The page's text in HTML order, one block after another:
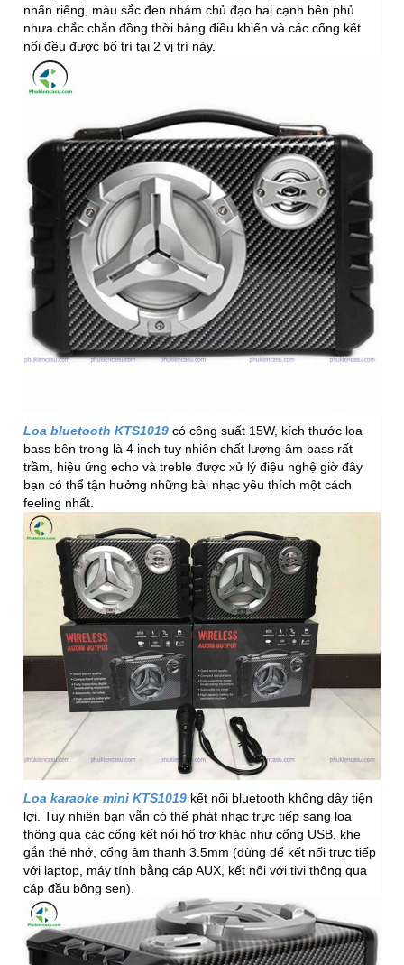
nhấn riêng, màu sắc đen nhám chủ đạo hai cạnh bên phủ
nhựa chắc chắn đồng thời bảng điều khiển và các cổng kết
nối đều được bố trí tại 2 vị trí này.
Loa bluetooth KTS1019 có công suất 15W, kích thước loa
bass bên trong là 4 inch tuy nhiên chất lượng âm bass rất
trầm, hiệu ứng echo và treble được xử lý điệu nghệ giờ đây
bạn có thể tận hưởng những bài nhạc yêu thích một cách
feeling nhất.
Loa karaoke mini KTS1019 kết nối bluetooth không dây tiện
lợi. Tuy nhiên bạn vẫn có thể phát nhạc trực tiếp sang loa
thông qua các cổng kết nối hổ trợ khác như cổng USB, khe
gắn thẻ nhớ, cổng âm thanh 3.5mm (dùng để kết nối trực tiếp
với laptop, máy tính bằng cáp AUX, kết nối với tivi thông qua
cáp đầu bông sen).